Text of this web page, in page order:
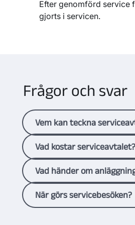
Efter genomförd service
gjortsi servicen.
Frågor och svar
Vem kan teckna
Alla företag som har
serviceavtal.
Vad kostar serviceavtalet?
Du betalar230 kronor per
priset ingår årlig service,
Kostnaden läggs på din
Vad händer om
Om din fjärrvärme- eller
reservdelar. Om
När görs servicebesöken?